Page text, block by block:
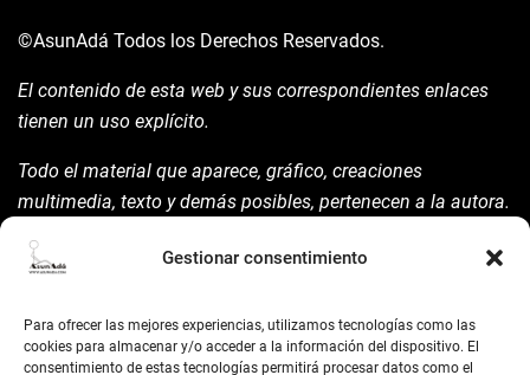
Gestionar consentimiento
Para ofrecer las mejores experiencias, utilizamos tecnologías como las
cookies para almacenar y/o acceder a la información del dispositivo. El
consentimiento de estas tecnologías permitirá procesar datos como el
©AsunAdá Todos los Derechos Reservados.
El contenido de esta web y sus correspondientes enlaces
tienen un uso explícito.
Todo el material que aparece, gráfico, creaciones
multimedia, texto y demás posibles, pertenecen a la autora.
la mism para ello.
Siempre habrá de nombrarla y reconocer pues su autoría
©AsunAdá ​Gracias.